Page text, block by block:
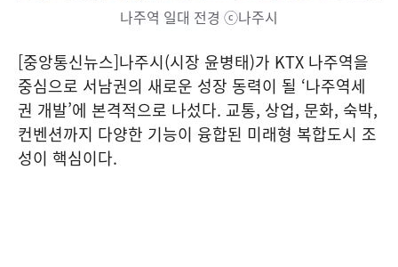
나주역 일대 전경 ⓒ나주시
[중앙통신뉴스]나주시(시장 윤병태)가 KTX 나주역을
중심으로 서남권의 새로운 성장 동력이 될 ‘나주역세
권 개발’에 본격적으로 나섰다. 교통, 상업, 문화, 숙박,
컨벤션까지 다양한 기능이 융합된 미래형 복합도시 조
성이 핵심이다.